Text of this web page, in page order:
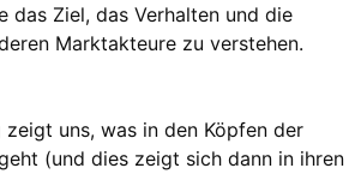
das Ziel, das Verhalten und die
Marktakteure zu verstehen.
uns, was in den Köpfen der
(und dies zeigt sich dann in ihren